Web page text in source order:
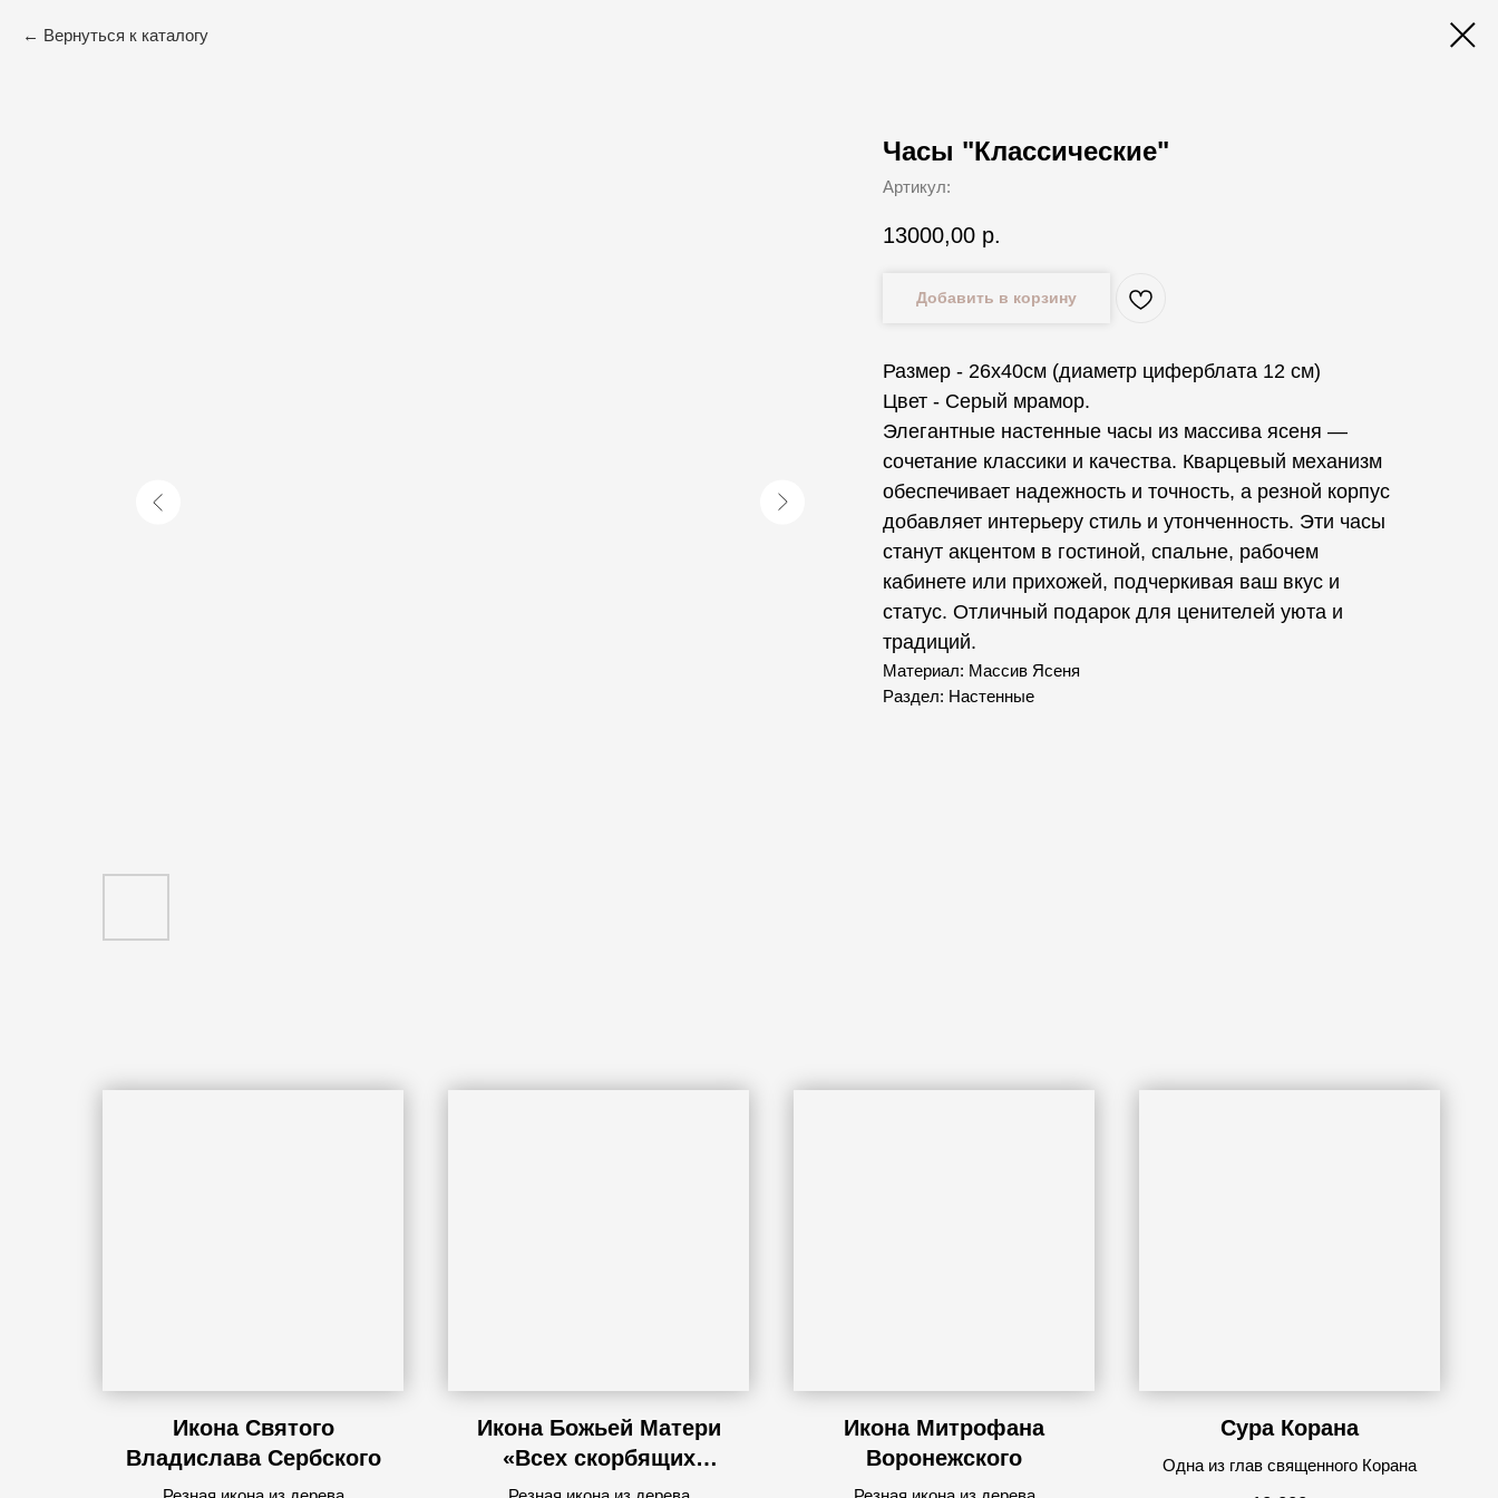
Вернуться к каталогу
Часы "Классические"
Артикул:
13000,00 р.
Добавить в корзину
Размер - 26х40см (диаметр циферблата 12 см)
Цвет - Серый мрамор.
Элегантные настенные часы из массива ясеня —
сочетание классики и качества. Кварцевый механизм
обеспечивает надежность и точность, а резной корпус
добавляет интерьеру стиль и утонченность. Эти часы
станут акцентом в гостиной, спальне, рабочем
кабинете или прихожей, подчеркивая ваш вкус и
статус. Отличный подарок для ценителей уюта и
традиций.
Материал: Массив Ясеня
Раздел: Настенные
Икона Святого
Владислава Сербского
Икона Божьей Матери
«Всех скорбящих
Радость»
Икона Митрофана
Воронежского
Сура Корана
Одна из глав священного Корана